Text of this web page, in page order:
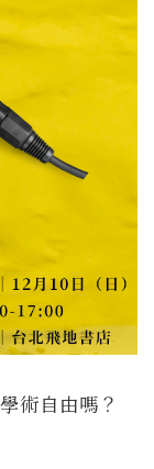
座】 香港還有學術自由嗎？